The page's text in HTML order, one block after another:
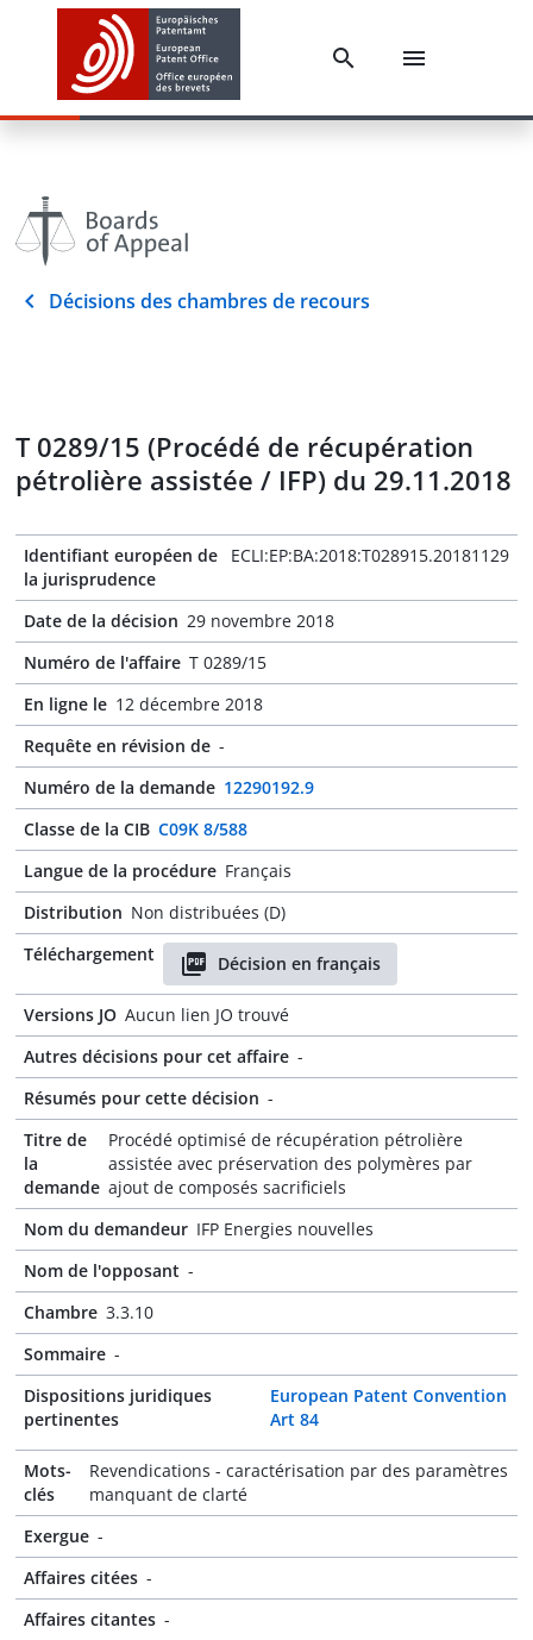
Décisions des chambres de recours
T 0289/15 (Procédé de récupération
pétrolière assistée / IFP) du 29.11.2018
Identifiant européen de
la jurisprudence
ECLI:EP:BA:2018:T028915.20181129
Date de la décision 29 novembre 2018
Numéro de l'affaire T 0289/15
En ligne le 12 décembre 2018
Requête en révision de -
Numéro de la demande 12290192.9
Classe de la CIB C09K 8/588
Langue de la procédure Français
Distribution Non distribuées (D)
Téléchargement
Décision en français
Versions JO Aucun lien JO trouvé
Autres décisions pour cet affaire -
Résumés pour cette décision -
Titre de
la
demande
Procédé optimisé de récupération pétrolière
assistée avec préservation des polymères par
ajout de composés sacrificiels
Nom du demandeur IFP Energies nouvelles
Nom de l'opposant -
Chambre 3.3.10
Sommaire -
Dispositions juridiques
pertinentes
European Patent Convention
Art 84
Mots-
clés
Revendications - caractérisation par des paramètres
manquant de clarté
Exergue -
Affaires citées -
Affaires citantes -